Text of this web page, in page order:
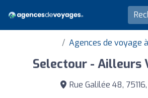
Agences de voyage
Selectour - Ailleurs
Rue Galilée 48,